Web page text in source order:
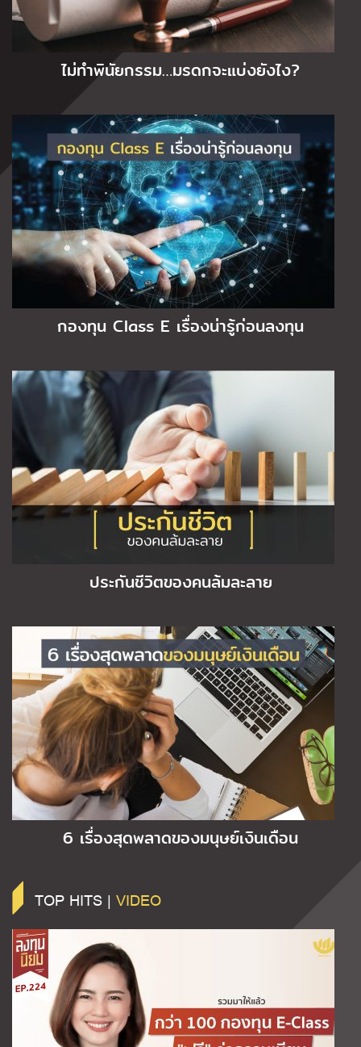
ไม่ทำพินัยกรรม…มรดกจะแบ่งยังไง?
กองทุน Class E เรื่องน่ารู้ก่อนลงทุน
ประกันชีวิตของคนล้มละลาย
6 เรื่องสุดพลาดของมนุษย์เงินเดือน
TOP HITS | VIDEO